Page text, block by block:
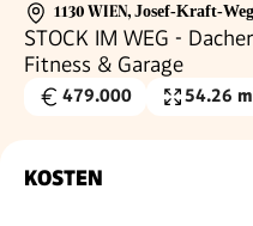
1130 WIEN, Josef-Kraft-
STOCK IM WEG -
Fitness & Garage
Kaufpreis
479.000
Wohnfläche
54.26
KOSTEN